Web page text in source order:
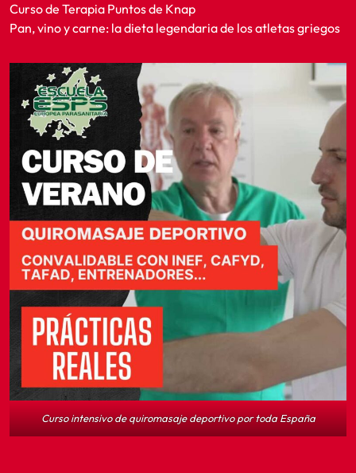
Curso de Terapia Puntos de Knap
Pan, vino y carne: la dieta legendaria de los atletas griegos
Curso intensivo de quiromasaje deportivo por toda España